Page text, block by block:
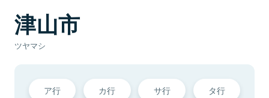
津山市
ツヤマシ
ア行 カ行 サ行 タ行